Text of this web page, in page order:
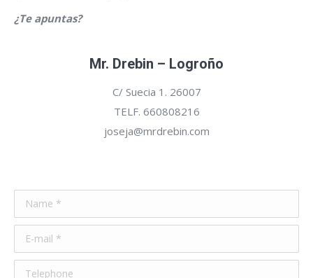
¿Te apuntas?
Mr. Drebin – Logroño
C/ Suecia 1. 26007
TELF. 660808216
joseja@mrdrebin.com
Name *
E-mail *
Telephone